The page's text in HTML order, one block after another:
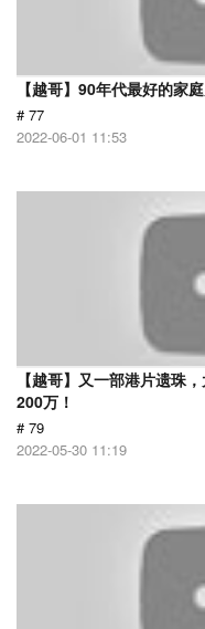
【越哥】90年代最好的家
# 77
2022-06-01 11:53
【越哥】又一部港片遗珠
200万！
# 79
2022-05-30 11:19